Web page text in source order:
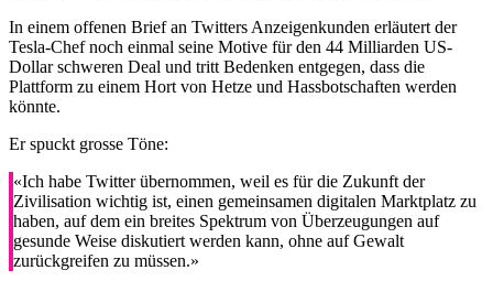
In einem offenen Brief an Twitters Anzeigenkunden erläutert der
Tesla-Chef noch einmal seine Motive für den 44 Milliarden US-
Dollar schweren Deal und tritt Bedenken entgegen, dass die
Plattform zu einem Hort von Hetze und Hassbotschaften werden
könnte.
Er spuckt grosse Töne:
«Ich habe Twitter übernommen, weil es für die Zukunft der
Zivilisation wichtig ist, einen gemeinsamen digitalen Marktplatz zu
haben, auf dem ein breites Spektrum von Überzeugungen auf
gesunde Weise diskutiert werden kann, ohne auf Gewalt
zurückgreifen zu müssen.»